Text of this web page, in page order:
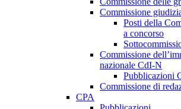
Commissione
Posti della
a concorso
Commissione
nazionale CdI-N
Pubblicazioni
Commissione di
CPA